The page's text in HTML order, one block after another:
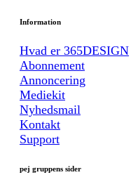
Information
Hvad er 365DESIGN
Abonnement
Annoncering
Mediekit
Nyhedsmail
Kontakt
Support
pej gruppens sider